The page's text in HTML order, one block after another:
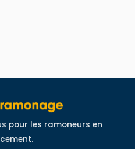
pour les ramoneurs en